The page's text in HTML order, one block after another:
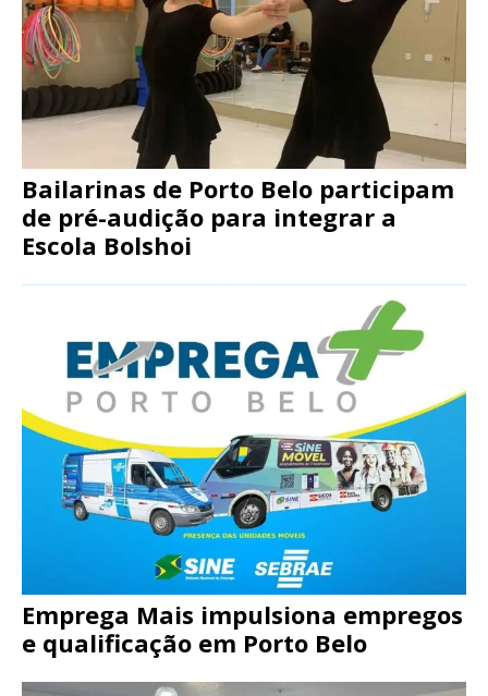
Bailarinas de Porto Belo participam
de pré-audição para integrar a
Escola Bolshoi
Emprega Mais impulsiona empregos
e qualificação em Porto Belo